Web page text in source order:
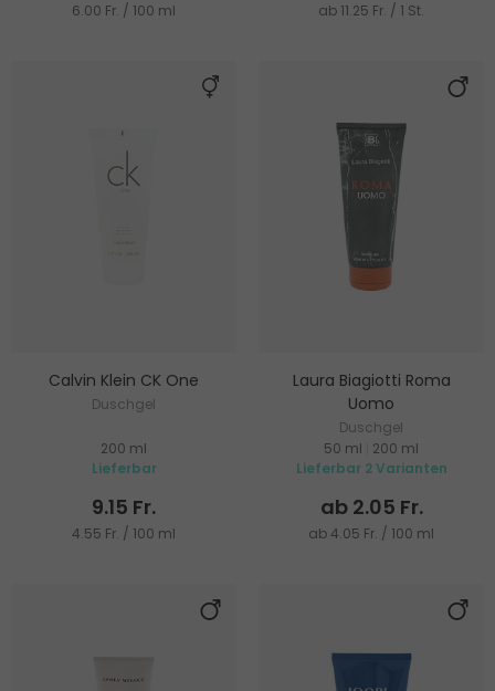
6.00 Fr. / 100 ml ab 11.25 Fr. / 1 St.
Calvin Klein CK One
Duschgel
200 ml
Lieferbar
9.15 Fr.
4.55 Fr. / 100 ml
Laura Biagiotti Roma
Uomo
Duschgel
50 ml
200 ml
Lieferbar 2 Varianten
ab 2.05 Fr.
ab 4.05 Fr. / 100 ml